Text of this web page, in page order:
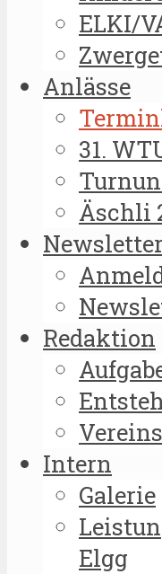
ELKI/
Anlässe
31.
Äschli
Newsletter
Redaktion
Intern
Galerie
Elgg